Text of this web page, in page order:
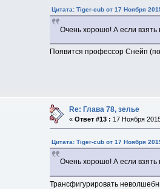
Цитата: Tiger-cub от 17 Ноября
Очень хорошо! А если взять
Появится профессор Снейп
Re: Глава 78, зелье
«Ответ #13 : 17 Ноября
Цитата: Tiger-cub от 17 Ноября
Очень хорошо! А если взять
Трансфигурировать